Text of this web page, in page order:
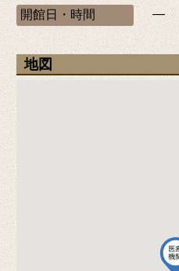
開館日・時間 ―
地図